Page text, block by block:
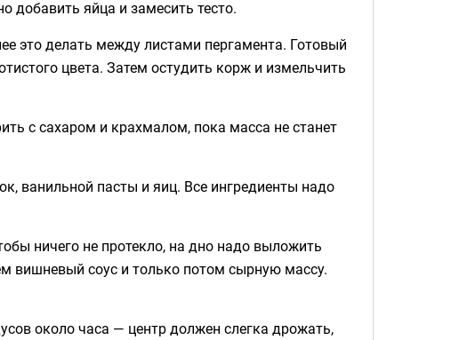
добавить яйца и замесить тесто.
это делать между листами пергамента. Готовый
цвета. Затем остудить корж и измельчить
с сахаром и крахмалом, пока масса не станет
ванильной пасты и яиц. Все ингредиенты надо
ничего не протекло, на дно надо выложить
вишневый соус и только потом сырную массу.
около часа — центр должен слегка дрожать,